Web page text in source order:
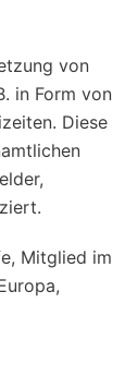
von
in Form von
Diese
Mitglied im